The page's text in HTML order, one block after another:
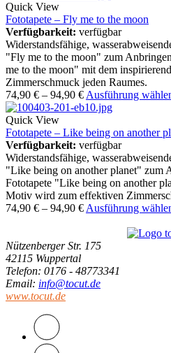
Quick View
Fototapete – Fly me to the moon
Verfügbarkeit: verfügbar
Widerstandsfähige,
"Fly me to the moon" zum
me to the moon" mit dem
Zimmerschmuck jeden Raumes.
74,90 € – 94,90 € Ausführung
Quick View
Fototapete – Like being on another
Verfügbarkeit: verfügbar
Widerstandsfähige,
"Like being on another planet" zum
Fototapete "Like being on another
Motiv wird zum effektiven
74,90 € – 94,90 € Ausführung
Nützenberger Str. 175
42115 Wuppertal
Telefon: 0176 - 48773341
Email: info@tocut.de
www.tocut.de